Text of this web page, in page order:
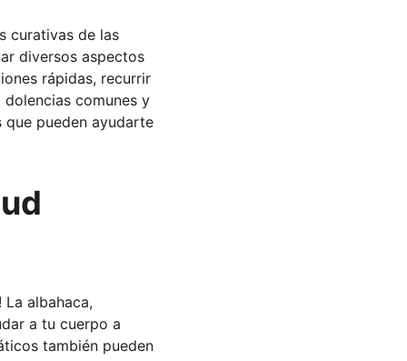
curativas de las
diversos aspectos
rápidas, recurrir
comunes y
que pueden ayudarte
albahaca,
a tu cuerpo a
también pueden